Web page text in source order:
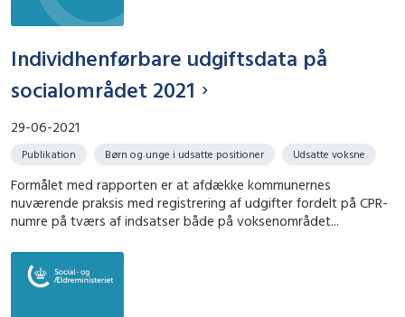
Individhenførbare udgiftsdata på
socialområdet 2021
29-06-2021
Publikation Børn og unge i udsatte positioner Udsatte voksne
Formålet med rapporten er at afdække kommunernes
nuværende praksis med registrering af udgifter fordelt på CPR-
numre på tværs af indsatser både på voksenområdet...